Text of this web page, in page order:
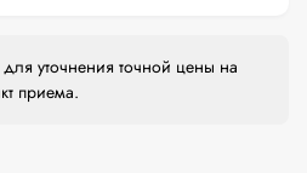
уточнения точной цены на
приема.